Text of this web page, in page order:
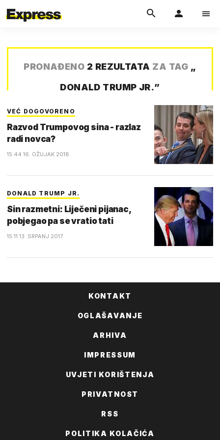
PRONAĐENO 2 REZULTATA ZA TAG „
DONALD TRUMP JR.”
VEĆ DOGOVORENO
Razvod Trumpovog sina - razlaz
radi novca?
15:44 16. OŽUJAK 2018.
DONALD TRUMP JR.
Sin razmetni: Liječeni pijanac,
pobjegao pa se vratio tati
15:11 13. SRPANJ 2017.
KONTAKT
OGLAŠAVANJE
ARHIVA
IMPRESSUM
UVJETI KORIŠTENJA
PRIVATNOST
RSS
POLITIKA KOLAČIĆA